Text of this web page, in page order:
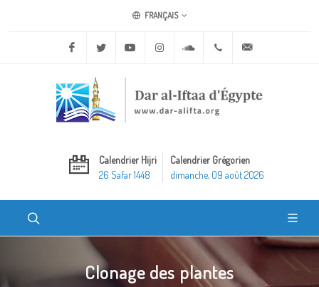
FRANÇAIS
Facebook Twitter Youtube Instagram Soundcloud+20 2 25970400
Calendrier Hijri
26 Safar 1448
Calendrier Grégorien
dimanche, 09 août 2026
Clonage des plantes